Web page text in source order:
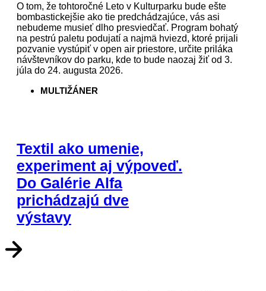
O tom, že tohtoročné Leto v Kulturparku bude ešte
bombastickejšie ako tie predchádzajúce, vás asi
nebudeme musieť dlho presviedčať. Program bohatý
na pestrú paletu podujatí a najmä hviezd, ktoré prijali
pozvanie vystúpiť v open air priestore, určite priláka
návštevníkov do parku, kde to bude naozaj žiť od 3.
júla do 24. augusta 2026.
MULTIŽÁNER
Textil ako umenie,
experiment aj výpoveď.
Do Galérie Alfa
prichádzajú dve
výstavy